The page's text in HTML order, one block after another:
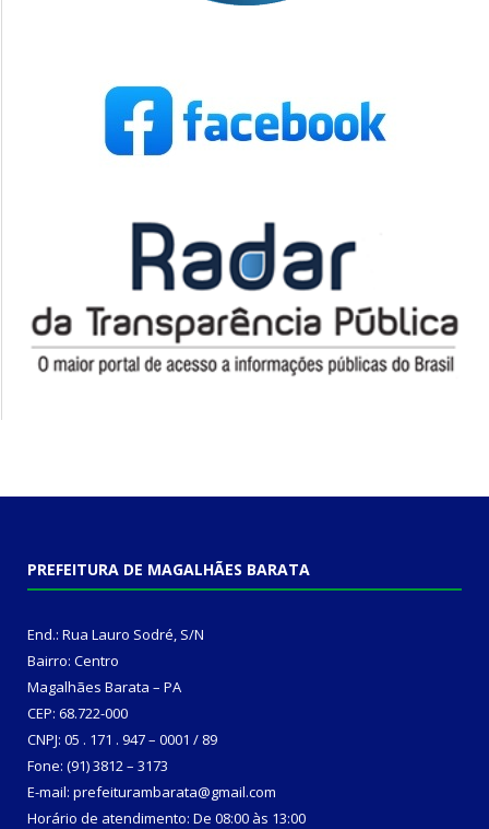
PREFEITURA DE MAGALHÃES BARATA
End.: Rua Lauro Sodré, S/N
Bairro: Centro
Magalhães Barata – PA
CEP: 68.722-000
CNPJ: 05 . 171 . 947 – 0001 / 89
Fone: (91) 3812 – 3173
E-mail: prefeiturambarata@gmail.com
Horário de atendimento: De 08:00 às 13:00